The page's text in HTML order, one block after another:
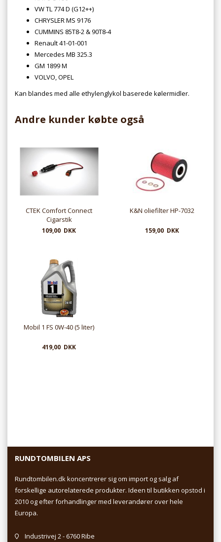
VW TL 774 D (G12++)
CHRYSLER MS 9176
CUMMINS 85T8-2 & 90T8-4
Renault 41-01-001
Mercedes MB 325.3
GM 1899 M
VOLVO, OPEL
Kan blandes med alle ethylenglykol baserede kølermidler.
Andre kunder købte også
CTEK Comfort Connect
Cigarstik
109,00 DKK
K&N oliefilter HP-7032
159,00 DKK
Mobil 1 FS 0W-40 (5 liter)
419,00 DKK
RUNDTOMBILEN APS
Rundtombilen.dk koncentrerer sig om import og salg af
forskellige autorelaterede produkter. Ideen til butikken opstod i
2010 og efter forhandlinger med leverandører over hele
Europa.
Industrivej 2 - 6760 Ribe